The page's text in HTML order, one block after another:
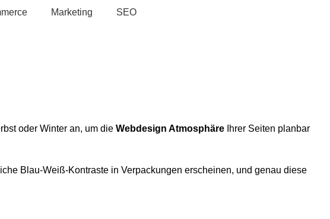
Marketing SEO
oder Winter an, um die Webdesign Atmosphäre Ihrer Seiten planbar
Blau-Weiß-Kontraste in Verpackungen erscheinen, und genau diese